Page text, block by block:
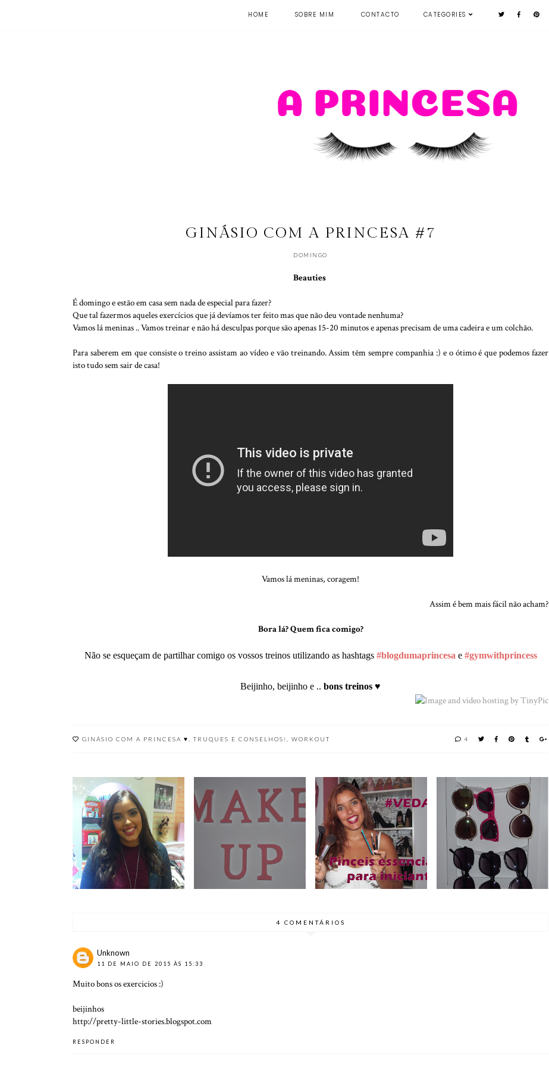
HOME SOBRE MIM CONTACTO CATEGORIES
GINÁSIO COM A PRINCESA #7
DOMINGO
Beauties
É domingo e estão em casa sem nada de especial para fazer?
Que tal fazermos aqueles exercícios que já devíamos ter feito mas que não deu vontade nenhuma?
Vamos lá meninas .. Vamos treinar e não há desculpas porque são apenas 15-20 minutos e apenas precisam de uma cadeira e um colchão.
Para saberem em que consiste o treino assistam ao vídeo e vão treinando. Assim têm sempre companhia :) e o ótimo é que podemos fazer
isto tudo sem sair de casa!
Vamos lá meninas, coragem!
Assim é bem mais fácil não acham?
Bora lá? Quem fica comigo?
Não se esqueçam de partilhar comigo os vossos treinos utilizando as hashtags #blogdumaprincesa e #gymwithprincess
Beijinho, beijinho e .. bons treinos ♥
4
GINÁSIO COM A PRINCESA ♥ TRUQUES E CONSELHOS! WORKOUT
WORKSHOP BENEFIT
| MAKE UP #8
#VEDA 8 - PINCEIS
ESSENCIAIS PARA
INICIANTES | VÍDEO
SUPORTE PARA
ÓCULOS DE SOL | DIY
#2
4 COMENTÁRIOS
Unknown
11 DE MAIO DE 2015 ÀS 15:33
Muito bons os exercicios :)
beijinhos
http://pretty-little-stories.blogspot.com
RESPONDER